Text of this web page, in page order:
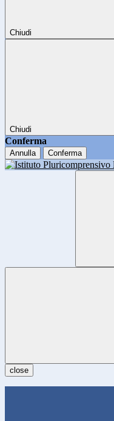
Chiudi
Chiudi
Conferma
Annulla Conferma
close